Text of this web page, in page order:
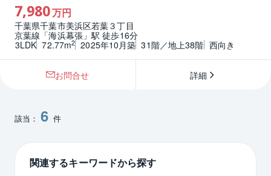
7,980万円
千葉県千葉市美浜区若葉３丁目
京葉線「海浜幕張」駅 徒歩16分
3LDK 72.77m2 2025年10月築 31階／地上38階 西向き
お問合せ 詳細
該当： 6 件
関連するキーワードから探す